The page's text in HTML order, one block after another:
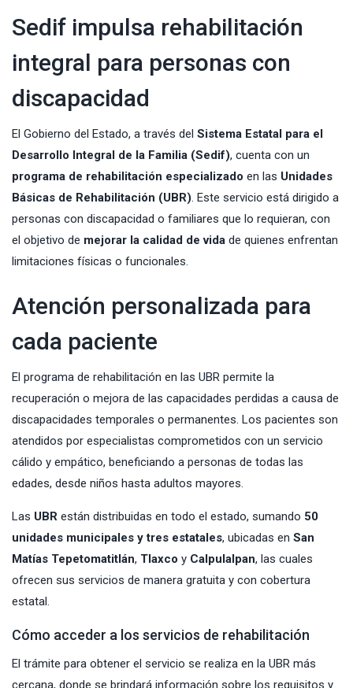
Sedif impulsa rehabilitación
integral para personas con
discapacidad
El Gobierno del Estado, a través del Sistema Estatal para el
Desarrollo Integral de la Familia (Sedif), cuenta con un
programa de rehabilitación especializado en las Unidades
Básicas de Rehabilitación (UBR). Este servicio está dirigido a
personas con discapacidad o familiares que lo requieran, con
el objetivo de mejorar la calidad de vida de quienes enfrentan
limitaciones físicas o funcionales.
Atención personalizada para
cada paciente
El programa de rehabilitación en las UBR permite la
recuperación o mejora de las capacidades perdidas a causa de
discapacidades temporales o permanentes. Los pacientes son
atendidos por especialistas comprometidos con un servicio
cálido y empático, beneficiando a personas de todas las
edades, desde niños hasta adultos mayores.
Las UBR están distribuidas en todo el estado, sumando 50
unidades municipales y tres estatales, ubicadas en San
Matías Tepetomatitlán, Tlaxco y Calpulalpan, las cuales
ofrecen sus servicios de manera gratuita y con cobertura
estatal.
Cómo acceder a los servicios de rehabilitación
El trámite para obtener el servicio se realiza en la UBR más
cercana, donde se brindará información sobre los requisitos y